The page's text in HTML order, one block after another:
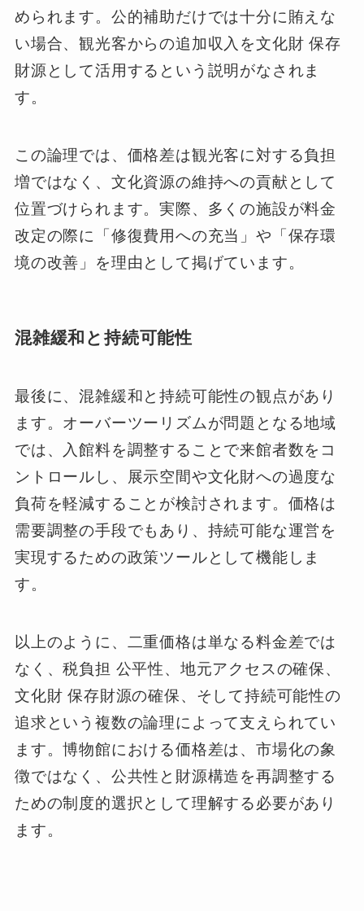
められます。公的補助だけでは十分に賄えな
い場合、観光客からの追加収入を文化財 保存
財源として活用するという説明がなされま
す。
この論理では、価格差は観光客に対する負担
増ではなく、文化資源の維持への貢献として
位置づけられます。実際、多くの施設が料金
改定の際に「修復費用への充当」や「保存環
境の改善」を理由として掲げています。
混雑緩和と持続可能性
最後に、混雑緩和と持続可能性の観点があり
ます。オーバーツーリズムが問題となる地域
では、入館料を調整することで来館者数をコ
ントロールし、展示空間や文化財への過度な
負荷を軽減することが検討されます。価格は
需要調整の手段でもあり、持続可能な運営を
実現するための政策ツールとして機能しま
す。
以上のように、二重価格は単なる料金差では
なく、税負担 公平性、地元アクセスの確保、
文化財 保存財源の確保、そして持続可能性の
追求という複数の論理によって支えられてい
ます。博物館における価格差は、市場化の象
徴ではなく、公共性と財源構造を再調整する
ための制度的選択として理解する必要があり
ます。